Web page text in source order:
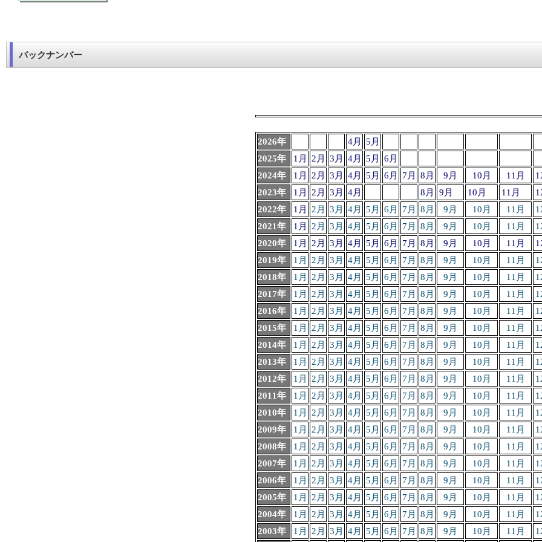
バックナンバー
2026年 4月
5月
2025年
1月 2月 3月 4月 5月
6月
2024年
1月 2月 3月 4月 5月 6月 7月 8月 9月 10月 11月
2023年
1月 2月 3月 4月 8月 9月 10月 11月
2022年
1月 2月 3月 4月 5月 6月 7月 8月 9月 10月 11月
2021年
1月 2月 3月 4月 5月 6月 7月 8月 9月 10月 11月
2020年
1月 2月 3月 4月 5月 6月 7月 8月 9月 10月 11月
2019年
1月 2月 3月 4月 5月 6月 7月 8月 9月 10月 11月
2018年
1月 2月 3月 4月 5月 6月 7月 8月 9月 10月 11月
2017年
1月 2月 3月 4月 5月 6月 7月 8月 9月 10月 11月
2016年
1月 2月 3月 4月 5月 6月 7月 8月 9月 10月 11月
2015年
1月 2月 3月 4月 5月 6月 7月 8月 9月 10月 11月
2014年
1月 2月 3月 4月 5月 6月 7月 8月 9月 10月 11月
2013年
1月 2月 3月 4月 5月 6月 7月 8月 9月 10月 11月
2012年
1月 2月 3月 4月 5月 6月 7月 8月 9月 10月 11月
2011年
1月 2月 3月 4月 5月 6月 7月 8月 9月 10月 11月
2010年
1月 2月 3月 4月 5月 6月 7月 8月 9月 10月 11月
2009年
1月 2月 3月 4月 5月 6月 7月 8月 9月 10月 11月
2008年
1月 2月 3月 4月 5月 6月 7月 8月 9月 10月 11月
2007年
1月 2月 3月 4月 5月 6月 7月 8月 9月 10月 11月
2006年
1月 2月 3月 4月 5月 6月 7月 8月 9月 10月 11月
2005年
1月 2月 3月 4月 5月 6月 7月 8月 9月 10月 11月
2004年
1月 2月 3月 4月 5月 6月 7月 8月 9月 10月 11月
2003年
1月 2月 3月 4月 5月 6月 7月 8月 9月 10月 11月